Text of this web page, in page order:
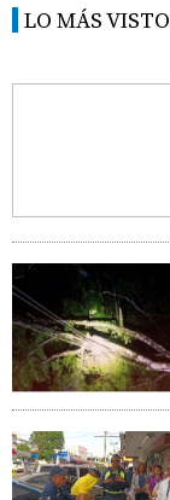
LO MÁS VISTO